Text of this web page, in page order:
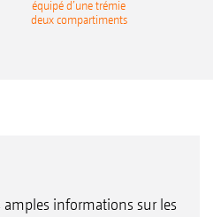
équipé d’une trémie
deux compartiments
amples informations sur les